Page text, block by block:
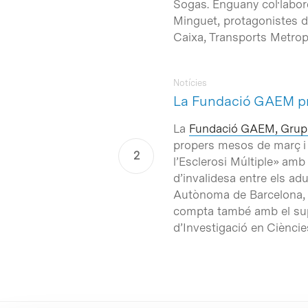
Sogas. Enguany
Minguet, protagonistes
Caixa, Transports
La Fundació GAEM
Notícies
La Fundació GAEM,
propers mesos de març
l’Esclerosi Múltiple»
d’invalidesa entre els
Autònoma de
compta també amb el
d’Investigació en